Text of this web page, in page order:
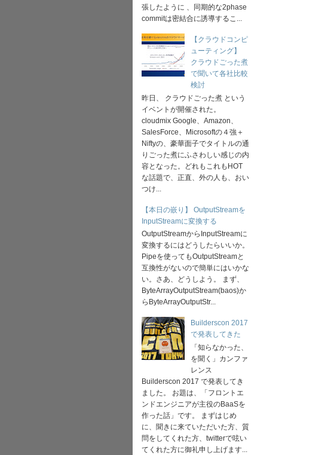
張したように 、同期的な2phase
commitは密結合に誘導するこ...
【クラウドコンピ
ューティング】
クラウドごった煮
で聞いて各社比較
検討
昨日、 クラウドごった煮 という
イベントが開催された。
cloudmix Google、Amazon、
SalesForce、Microsoftの４強＋
Niftyの、豪華面子でタイトルの通
りごった煮にふさわしい感じの内
容となった。どれもこれもHOT
な話題で、正直、外の人も、おい
つけ...
【本日の嵌り】 OutputStreamを
InputStreamに変換する
OutputStreamからInputStreamに
変換するにはどうしたらいいか。
Pipeを使ってもOutputStreamと
互換性がないので簡単にはいかな
い。さあ、どうしよう。 まず、
ByteArrayOutputStream(baos)か
らByteArrayOutputStr...
Builderscon 2017
で発表してきた
「知らなかった、
を聞く」カンファ
レンス
Builderscon 2017 で発表してき
ました。 お題は、「フロントエ
ンドエンジニアが主役のBaaSを
作った話」です。 まずはじめ
に、聞きに来ていただいた方、質
問をしてくれた方、twitterで呟い
てくれた方に御礼申し上げます...